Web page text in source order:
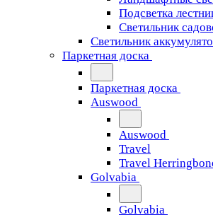
Подсветка
Светильник
Светильник
Паркетная доска
Паркетная доска
Auswood
Auswood
Travel
Travel
Golvabia
Golvabia